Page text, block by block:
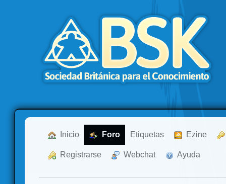
Inicio Foro Etiquetas Ezine
Registrarse Webchat Ayuda